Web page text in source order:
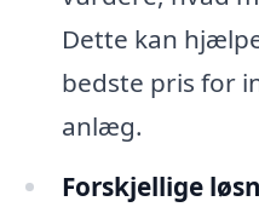
Dette kan
bedste pris for
anlæg.
Forskjellige